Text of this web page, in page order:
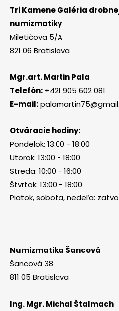
Tri Kamene Galéria
numizmatiky
Miletičova 5/A
821 06 Bratislava
Mgr.art. Martin Pala
Telefón: +421 905 602 081
E-mail:
Otváracie hodiny:
Pondelok: 13:00 - 18:00
Utorok: 13:00 - 18:00
Streda: 10:00 - 16:00
Štvrtok: 13:00 - 18:00
Piatok, sobota, nedeľa:
Numizmatika Šancová
Šancová 38
811 05 Bratislava
Ing. Mgr. Michal Štalmach